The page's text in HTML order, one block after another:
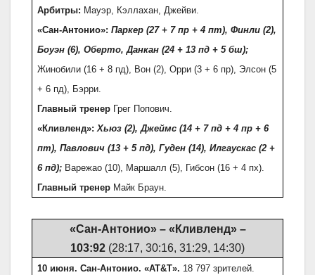
Арбитры: Мауэр, Кэллахан, Джейви.
«Сан-Антонио»: Паркер (27 + 7 пр + 4 пт), Финли (2),
Боуэн (6), Оберто, Данкан (24 + 13 пд + 5 бш);
Жинобили (16 + 8 пд), Вон (2), Орри (3 + 6 пр), Элсон (5
+ 6 пд), Бэрри.
Главный тренер Грег Попович.
«Кливленд»: Хьюз (2), Джеймс (14 + 7 пд + 4 пр + 6
пт), Павлович (13 + 5 пд), Гуден (14), Илгаускас (2 +
6 пд); Варежао (10), Маршалл (5), Гибсон (16 + 4 пх).
Главный тренер Майк Браун.
«Сан-Антонио» – «Кливленд» –
103:92 (28:17, 30:16, 31:29, 14:30)
10 июня. Сан-Антонио. «AT&T». 18 797 зрителей.